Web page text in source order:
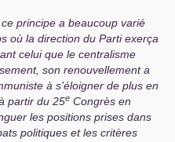
principe a beaucoup varié
où la direction du Parti exerça
celui que le centralisme
son renouvellement a
à s’éloigner de plus en
partir du 25e Congrès en
les positions prises dans
politiques et les critères